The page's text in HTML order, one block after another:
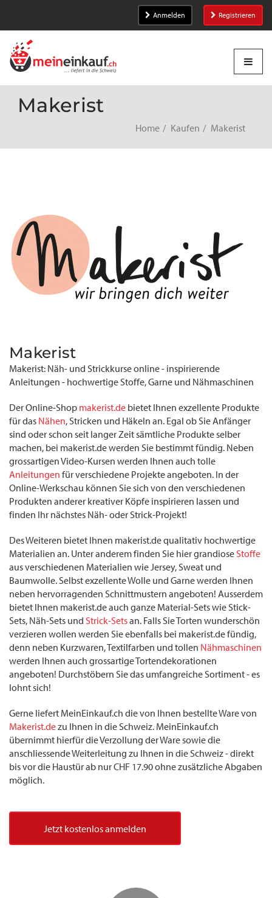
Anmelden Registrieren
Makerist
Home Kaufen Makerist
Makerist
Makerist: Näh- und Strickkurse online - inspirierende
Anleitungen - hochwertige Stoffe, Garne und Nähmaschinen
Der Online-Shop makerist.de bietet Ihnen exzellente Produkte
für das Nähen, Stricken und Häkeln an. Egal ob Sie Anfänger
sind oder schon seit langer Zeit sämtliche Produkte selber
machen, bei makerist.de werden Sie bestimmt fündig. Neben
grossartigen Video-Kursen werden Ihnen auch tolle
Anleitungen für verschiedene Projekte angeboten. In der
Online-Werkschau können Sie sich von den verschiedenen
Produkten anderer kreativer Köpfe inspirieren lassen und
finden Ihr nächstes Näh- oder Strick-Projekt!
Des Weiteren bietet Ihnen makerist.de qualitativ hochwertige
Materialien an. Unter anderem finden Sie hier grandioseStoffe
aus verschiedenen Materialien wie Jersey, Sweat und
Baumwolle. Selbst exzellente Wolle und Garne werden Ihnen
neben hervorragenden Schnittmustern angeboten! Ausserdem
bietet Ihnen makerist.de auch ganze Material-Sets wie Stick-
Sets, Näh-Sets und Strick-Setsan. Falls Sie Torten wunderschön
verzieren wollen werden Sie ebenfalls bei makerist.de fündig,
denn neben Kurzwaren, Textilfarben und tollen Nähmaschinen
werden Ihnen auch grossartige Tortendekorationen
angeboten! Durchstöbern Sie das umfangreiche Sortiment - es
lohnt sich!
Gerne liefert MeinEinkauf.ch die von Ihnen bestellte Ware von
Makerist.dezu Ihnen in die Schweiz. MeinEinkauf.ch
übernimmt hierfür die Verzollung der Ware sowie die
anschliessende Weiterleitung zu Ihnen in die Schweiz - direkt
bis vor die Haustür ab nur CHF 17.90 ohne zusätzliche Abgaben
möglich.
Jetzt kostenlos anmelden